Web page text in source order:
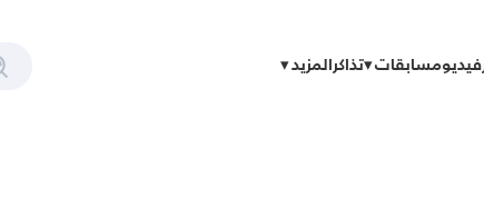
فيديومسابقات تذاكر المزيد